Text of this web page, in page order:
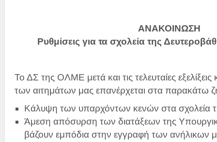
ΑΝΑΚΟΙΝΩΣΗ
Ρυθμίσεις για τα σχολεία της
Το ΔΣ της ΟΛΜΕ μετά και τις τελευταίες
των αιτημάτων μας επανέρχεται στα παρακάτω
Κάλυψη των υπαρχόντων κενών στα σχολεία
Άμεση απόσυρση των διατάξεων της
βάζουν εμπόδια στην εγγραφή των ανήλικων